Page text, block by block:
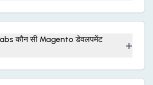
कौन सी Magento डेवलपमेंट
+